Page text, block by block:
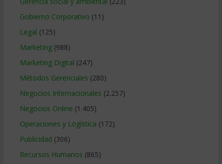
Gobierno Corporativo (11)
Legal (125)
Marketing(988)
Marketing Digital (247)
Métodos Gerenciales (280)
Negocios Internacionales (2.257)
Negocios Online (1.405)
Operaciones y Logística (172)
Publicidad (306)
Recursos Humanos (865)